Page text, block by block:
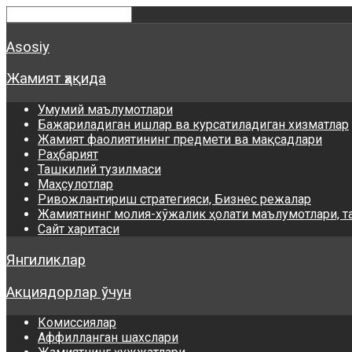
Asosiy
Жамият ҳақида
Умумий маълумотлари
Бажариладиган ишлар ва курсатиладиган хизматлар
Жамият фаолиятининг предмети ва мақсадлари
Раҳбарият
Ташкилий тузилмаси
Маҳсулотлар
Ривожлантириш стратегияси, Бизнес режалар
Жамиятнинг молия-хўжалик ҳолати маълумотлари,
Сайт харитаси
Янгиликлар
Акциядорлар ўчун
Комиссиялар
Аффилланган шахслари